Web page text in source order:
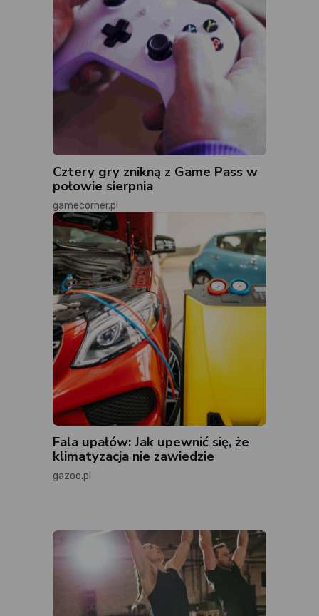
Cztery gry znikną z Game Pass w
połowie sierpnia
gamecorner.pl
Fala upałów: Jak upewnić się, że
klimatyzacja nie zawiedzie
gazoo.pl